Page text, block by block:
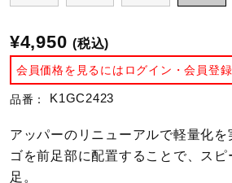
卓球
ソフトボール
柔道
¥4,950 (税込)
会員価格を見るにはログイン・会員登
品番： K1GC2423
アッパーのリニューアルで軽量化を
ゴを前足部に配置することで、ス
足。